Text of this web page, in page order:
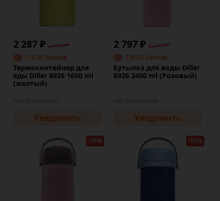
2 287 ₽ 2 690 ₽
114.35 баллов
Термоконтейнер для
еды Diller 8926 1600 ml
(желтый)
Уведомить
2 797 ₽ 3 290 ₽
139.85 баллов
Бутылка для воды Diller
8926 2400 ml (Розовый)
Уведомить
-15% -15%